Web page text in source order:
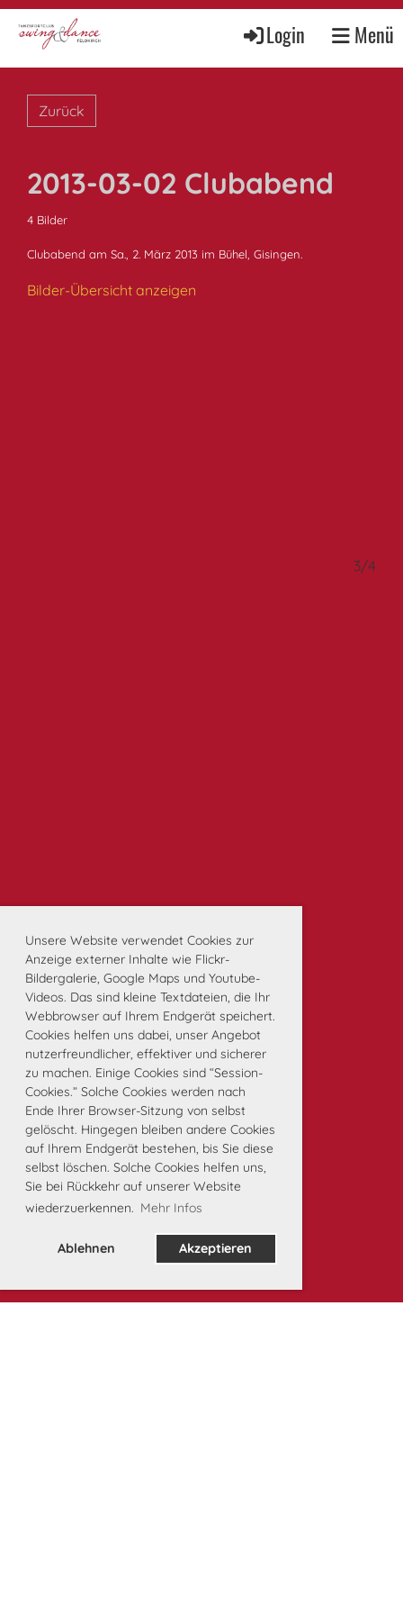
Unsere Website verwendet Cookies zur
Anzeige externer Inhalte wie Flickr-
Bildergalerie, Google Maps und Youtube-
Videos. Das sind kleine Textdateien, die Ihr
Webbrowser auf Ihrem Endgerät speichert.
Cookies helfen uns dabei, unser Angebot
nutzerfreundlicher, effektiver und sicherer
zu machen. Einige Cookies sind “Session-
Cookies.” Solche Cookies werden nach
Ende Ihrer Browser-Sitzung von selbst
gelöscht. Hingegen bleiben andere Cookies
auf Ihrem Endgerät bestehen, bis Sie diese
selbst löschen. Solche Cookies helfen uns,
Sie bei Rückkehr auf unserer Website
wiederzuerkennen. Mehr Infos
Ablehnen Akzeptieren
Login Menü
Zurück
2013-03-02 Clubabend
4 Bilder
Clubabend am Sa., 2. März 2013 im Bühel, Gisingen.
Bilder-Übersicht anzeigen
3/4